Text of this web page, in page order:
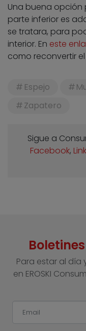
Una buena opción
parte inferior es
se tratara, para
interior. En este
como reconvertir
Espejo
Zapatero
Sigue a
Facebook,
Para estar al
en EROSKI